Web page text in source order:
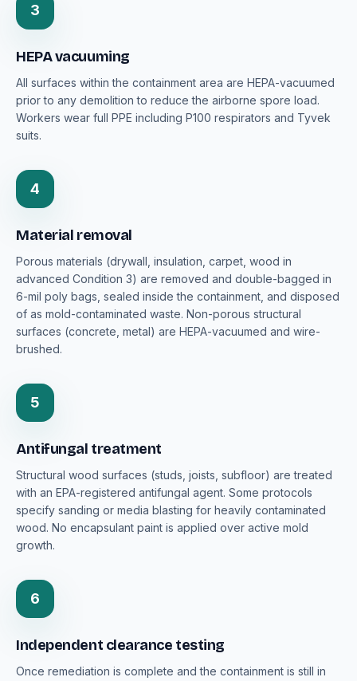
3
HEPA vacuuming
All surfaces within the containment area are HEPA-vacuumed
prior to any demolition to reduce the airborne spore load.
Workers wear full PPE including P100 respirators and Tyvek
suits.
4
Material removal
Porous materials (drywall, insulation, carpet, wood in
advanced Condition 3) are removed and double-bagged in
6-mil poly bags, sealed inside the containment, and disposed
of as mold-contaminated waste. Non-porous structural
surfaces (concrete, metal) are HEPA-vacuumed and wire-
brushed.
5
Antifungal treatment
Structural wood surfaces (studs, joists, subfloor) are treated
with an EPA-registered antifungal agent. Some protocols
specify sanding or media blasting for heavily contaminated
wood. No encapsulant paint is applied over active mold
growth.
6
Independent clearance testing
Once remediation is complete and the containment is still in